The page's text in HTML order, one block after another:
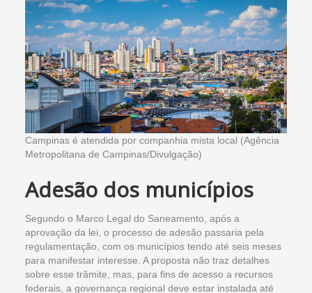
Campinas é atendida por companhia mista local (Agência
Metropolitana de Campinas/Divulgação)
Adesão dos municípios
Segundo o Marco Legal do Saneamento, após a
aprovação da lei, o processo de adesão passaria pela
regulamentação, com os municípios tendo até seis meses
para manifestar interesse. A proposta não traz detalhes
sobre esse trâmite, mas, para fins de acesso a recursos
federais, a governança regional deve estar instalada até